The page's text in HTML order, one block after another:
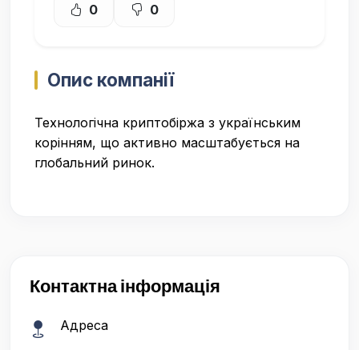
0 0
Опис компанії
Технологічна криптобіржа з українським
корінням, що активно масштабується на
глобальний ринок.
Контактна інформація
Адреса